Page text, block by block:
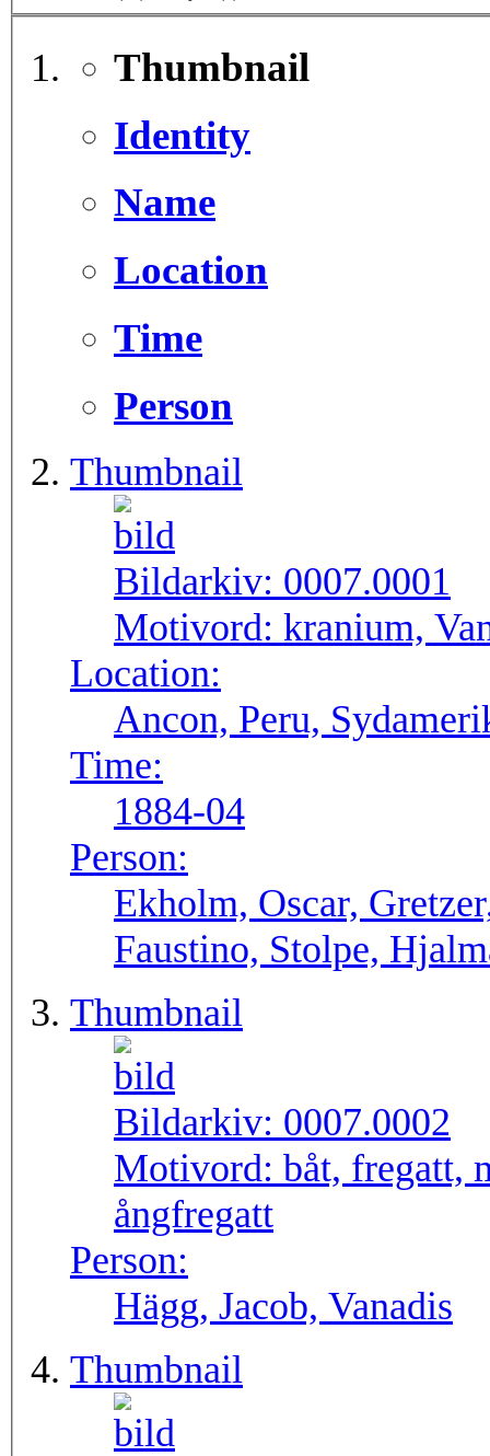
Thumbnail
Identity
Name
Location
Time
Person
Thumbnail
Bildarkiv: 0007.0001
Motivord: kranium,
Location:
Ancon, Peru,
Time:
1884-04
Person:
Ekholm, Oscar,
Faustino, Stolpe,
Thumbnail
Bildarkiv: 0007.0002
Motivord: båt, fregatt,
ångfregatt
Person:
Hägg, Jacob, Vanadis
Thumbnail